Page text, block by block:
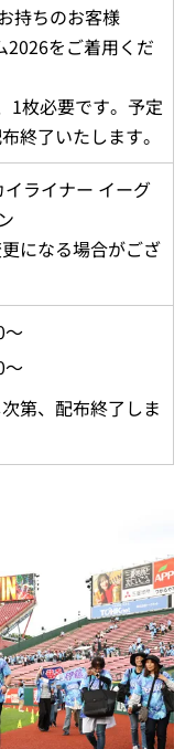
持ちのお客様
2026をご着用くだ
1枚必要です。予定
終了いたします。
ライナー イーグ
になる場合がござ
～
～
第、配布終了しま